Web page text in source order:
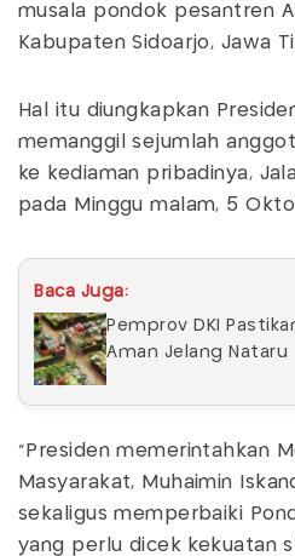
musala pondok pesantren
Kabupaten Sidoarjo, Jawa
Hal itu diungkapkan
memanggil sejumlah
ke kediaman pribadinya,
pada Minggu malam, 5
Baca Juga:
Pemprov DKI
Aman Jelang Nataru
"Presiden memerintahkan
Masyarakat, Muhaimin
sekaligus memperbaiki
yang perlu dicek kekuatan